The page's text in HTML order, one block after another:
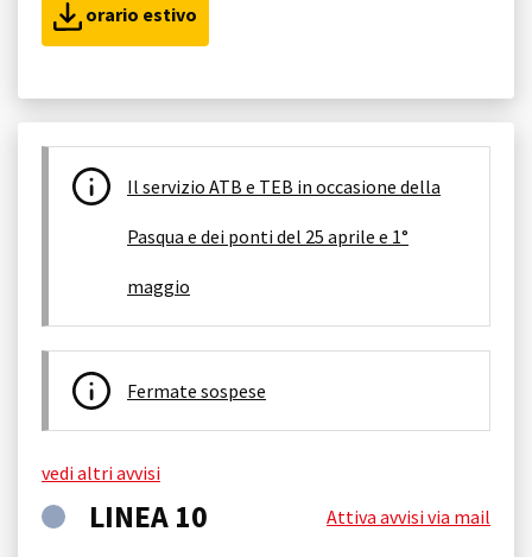
orario estivo
Il servizio ATB e TEB in occasione della
Pasqua e dei ponti del 25 aprile e 1°
maggio
Fermate sospese
vedi altri avvisi
LINEA 10 Attiva avvisi via mail